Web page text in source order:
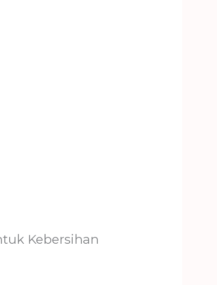
Kebersihan